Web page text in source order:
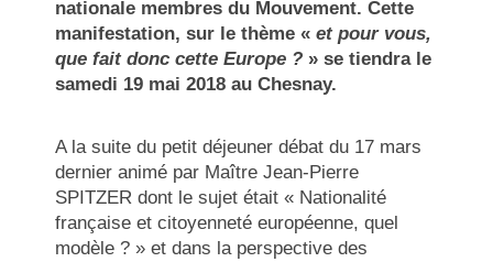
nationale membres du Mouvement. Cette
manifestation, sur le thème « et pour vous,
que fait donc cette Europe ? » se tiendra le
samedi 19 mai 2018 au Chesnay.
A la suite du petit déjeuner débat du 17 mars
dernier animé par Maître Jean-Pierre
SPITZER dont le sujet était « Nationalité
française et citoyenneté européenne, quel
modèle ? » et dans la perspective des